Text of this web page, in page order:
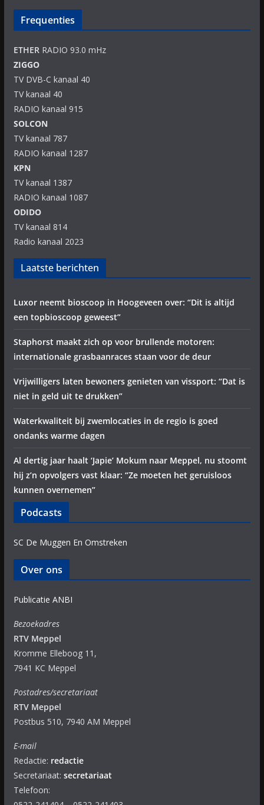
Frequenties
ETHERRADIO 93.0 mHz
ZIGGO
TV DVB-C kanaal 40
TV kanaal 40
RADIO kanaal 915
SOLCON
TV kanaal 787
RADIO kanaal 1287
KPN
TV kanaal 1387
RADIO kanaal 1087
ODIDO
TV kanaal 814
Radio kanaal 2023
Laatste berichten
Luxor neemt bioscoop in Hoogeveen over: “Dit is altijd
een topbioscoop geweest”
Staphorst maakt zich op voor brullende motoren:
internationale grasbaanraces staan voor de deur
Vrijwilligers laten bewoners genieten van vissport: “Dat is
niet in geld uit te drukken”
Waterkwaliteit bij zwemlocaties in de regio is goed
ondanks warme dagen
Al dertig jaar haalt ‘Japie’ Mokum naar Meppel, nu stoomt
hij z’n opvolgers vast klaar: “Ze moeten het geruisloos
kunnen overnemen”
Podcasts
SC De Muggen En Omstreken
Over ons
Publicatie ANBI
Bezoekadres
RTV Meppel
Kromme Elleboog 11,
7941 KC Meppel
Postadres/secretariaat
RTV Meppel
Postbus 510, 7940 AM Meppel
E-mail
Redactie: redactie
Secretariaat: secretariaat
Telefoon: